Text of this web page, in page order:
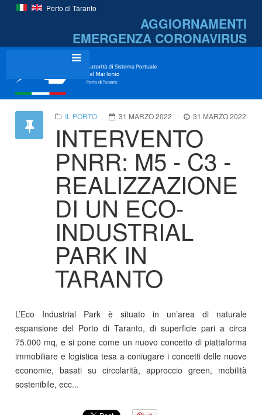
Porto di Taranto
AGGIORNAMENTI
EMERGENZA CORONAVIRUS
IL PORTO 31 MARZO 2022 31 MARZO 2022
INTERVENTO
PNRR: M5 - C3 -
REALIZZAZIONE
DI UN ECO-
INDUSTRIAL
PARK IN
TARANTO
L’Eco Industrial Park è situato in un’area di naturale
espansione del Porto di Taranto, di superficie pari a circa
75.000 mq, e si pone come un nuovo concetto di piattaforma
immobiliare e logistica tesa a coniugare i concetti delle nuove
economie, basati su circolarità, approccio green, mobilità
sostenibile, ecc...